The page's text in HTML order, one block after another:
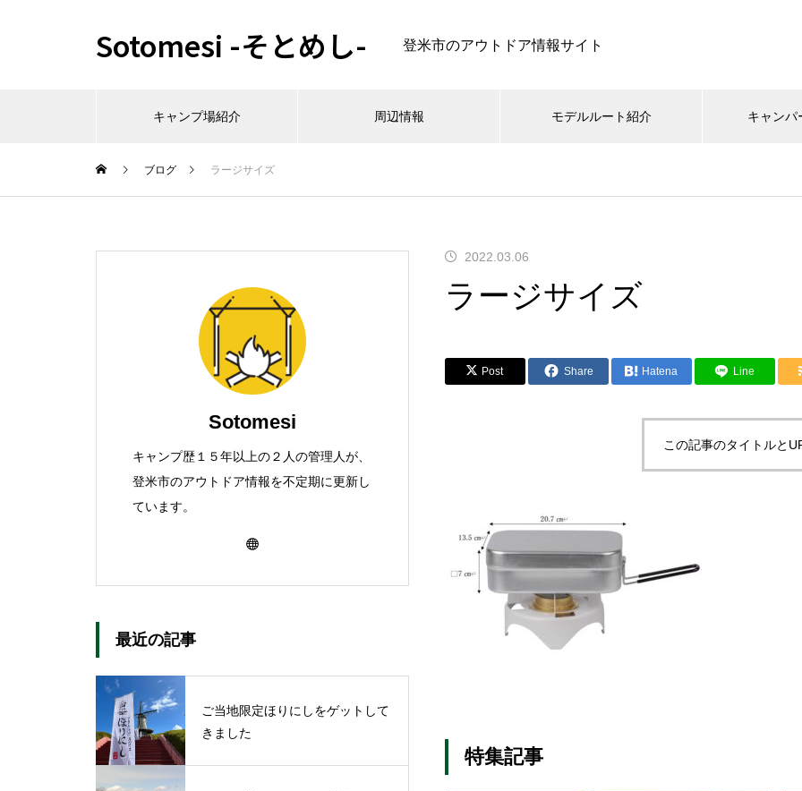
Sotomesi -そとめし- 登米市のアウトドア情報サイト
キャンプ場紹介 周辺情報 モデルルート紹介 キャンパ
ブログ ラージサイズ
2022.03.06
ラージサイズ
Post Share Hatena Line
この記事のタイトルと
特集記事
Sotomesi
キャンプ歴１５年以上の２人の管理人が、
登米市のアウトドア情報を不定期に更新し
ています。
最近の記事
ご当地限定ほりにしをゲットして
きました